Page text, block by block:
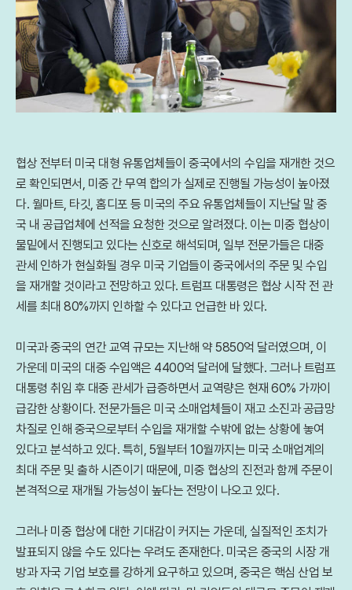
협상 전부터 미국 대형 유통업체들이 중국에서의 수입을 재개한 것으
로 확인되면서, 미중 간 무역 합의가 실제로 진행될 가능성이 높아졌
다. 월마트, 타깃, 홈디포 등 미국의 주요 유통업체들이 지난달 말 중
국 내 공급업체에 선적을 요청한 것으로 알려졌다. 이는 미중 협상이
물밑에서 진행되고 있다는 신호로 해석되며, 일부 전문가들은 대중
관세 인하가 현실화될 경우 미국 기업들이 중국에서의 주문 및 수입
을 재개할 것이라고 전망하고 있다. 트럼프 대통령은 협상 시작 전 관
세를 최대 80%까지 인하할 수 있다고 언급한 바 있다.
미국과 중국의 연간 교역 규모는 지난해 약 5850억 달러였으며, 이
가운데 미국의 대중 수입액은 4400억 달러에 달했다. 그러나 트럼프
대통령 취임 후 대중 관세가 급증하면서 교역량은 현재 60% 가까이
급감한 상황이다. 전문가들은 미국 소매업체들이 재고 소진과 공급망
차질로 인해 중국으로부터 수입을 재개할 수밖에 없는 상황에 놓여
있다고 분석하고 있다. 특히, 5월부터 10월까지는 미국 소매업계의
최대 주문 및 출하 시즌이기 때문에, 미중 협상의 진전과 함께 주문이
본격적으로 재개될 가능성이 높다는 전망이 나오고 있다.
그러나 미중 협상에 대한 기대감이 커지는 가운데, 실질적인 조치가
발표되지 않을 수도 있다는 우려도 존재한다. 미국은 중국의 시장 개
방과 자국 기업 보호를 강하게 요구하고 있으며, 중국은 핵심 산업 보